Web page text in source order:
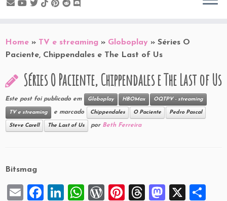
to
content
Home » TV e streaming » Globoplay » Séries O
Paciente, Chippendales e The Last of Us
Séries O Paciente, Chippendales e The Last of Us
Este post foi publicado em Globoplay HBOMax OQTPV - streaming
TV e streaming e marcado Chippendales O Paciente Pedro Pascal
Steve Carell The Last of Us por Beth Ferreira
Bitsmag
E
F
Li
W W
Pi
T
M
X